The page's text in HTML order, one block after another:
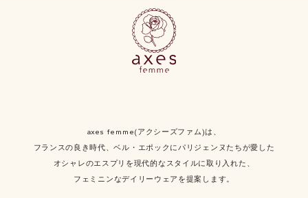
axes femme(アクシーズファム)は、
フランスの良き時代、ベル・エポックにパリジェンヌたちが愛した
オシャレのエスプリを現代的なスタイルに取り入れた、
フェミニンなデイリーウェアを提案します。